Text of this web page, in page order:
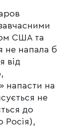
США та
не напала б
від
напасти на
не
до
Росія),